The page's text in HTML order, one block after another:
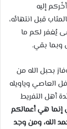
إليه
قبل انتهائه،
يُغفر لكم ما
وبما بقي.
بحبل الله من
العاصي وياويله
أهل التفريط
إنما هي أعمالكم
الله، ومن وجد